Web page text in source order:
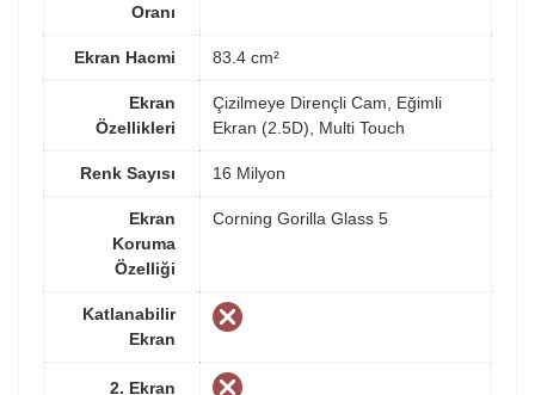
Oranı
Ekran Hacmi 83.4 cm²
Ekran
Özellikleri
Çizilmeye Dirençli Cam, Eğimli
Ekran (2.5D), Multi Touch
Renk Sayısı 16 Milyon
Ekran
Koruma
Özelliği
Corning Gorilla Glass 5
Katlanabilir
Ekran
2. Ekran